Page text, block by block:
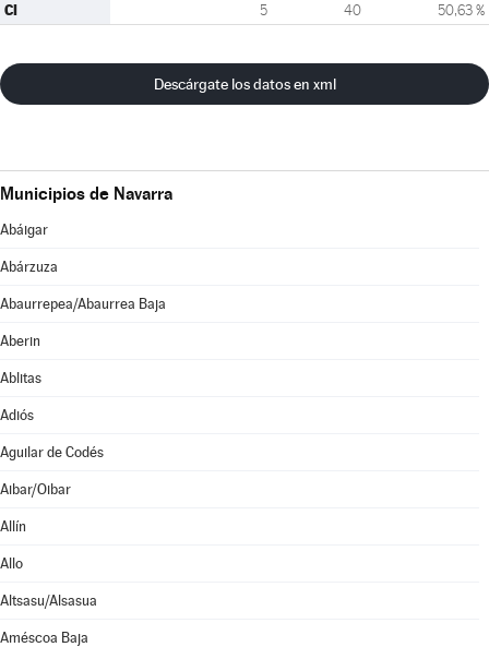
CI 5 40 50,63 %
Descárgate los datos en xml
Municipios de Navarra
Abáigar
Abárzuza
Abaurrepea/Abaurrea Baja
Aberin
Ablitas
Adiós
Aguilar de Codés
Aibar/Oibar
Allín
Allo
Altsasu/Alsasua
Améscoa Baja